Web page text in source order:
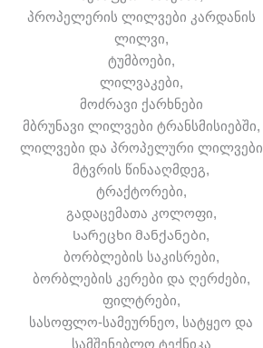
პროპელერის ლილვები კარდანის
ლილვი,
ტუმბოები,
ლილვაკები,
მოძრავი ქარხნები
მბრუნავი ლილვები ტრანსმისიებში,
ლილვები და პროპელური ლილვები
მტვრის წინააღმდეგ,
ტრაქტორები,
გადაცემათა კოლოფი,
Სარეცხი მანქანები,
ბორბლების საკისრები,
ბორბლების კერები და ღერძები,
ფილტრები,
სასოფლო-სამეურნეო, სატყეო და
სამშენებლო ტექნიკა